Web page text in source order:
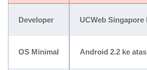
Developer UCWeb Singapore
OS Minimal Android 2.2 ke atas